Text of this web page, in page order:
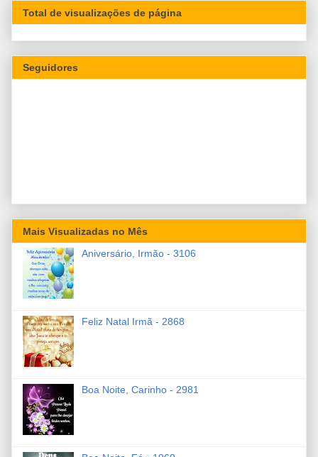
Total de visualizações de página
Seguidores
Mais Visualizadas no Mês
Aniversário, Irmão - 3106
Feliz Natal Irmã - 2868
Boa Noite, Carinho - 2981